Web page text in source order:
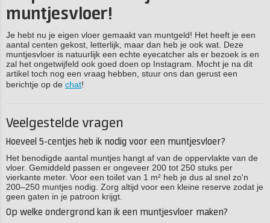
muntjesvloer!
Je hebt nu je eigen vloer gemaakt van muntgeld! Het heeft je een
aantal centen gekost, letterlijk, maar dan heb je ook wat. Deze
muntjesvloer is natuurlijk een echte eyecatcher als er bezoek is en
zal het ongetwijfeld ook goed doen op Instagram. Mocht je na dit
artikel toch nog een vraag hebben, stuur ons dan gerust een
berichtje op de chat!
Veelgestelde vragen
Hoeveel 5-centjes heb ik nodig voor een muntjesvloer?
Het benodigde aantal muntjes hangt af van de oppervlakte van de
vloer. Gemiddeld passen er ongeveer 200 tot 250 stuks per
vierkante meter. Voor een toilet van 1 m² heb je dus al snel zo'n
200–250 muntjes nodig. Zorg altijd voor een kleine reserve zodat je
geen gaten in je patroon krijgt.
Op welke ondergrond kan ik een muntjesvloer maken?